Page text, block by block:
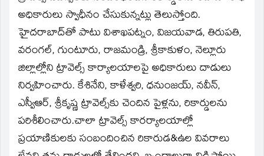
అధికారులు స్వాధీనం చేసుకున్నట్లు తెలుస్తోంది.
హైదరాబాద్‌తో పాటు విశాఖపట్నం, విజయవాడ, తిరుపతి,
వరంగల్‌, గుంటూరు, రాజమండ్రి, శ్రీకాకుళం, నెల్లూరు
జిల్లాల్లోని ట్రావెల్స్‌ కార్యాలయాలపై అధికారులు దాడులు
నిర్వహించారు. కేశినేని, కాళేశ్వరి, ధనుంజయ్‌, నవీన్‌,
ఎస్వీఆర్‌, శ్రీకృష్ణ ట్రావెల్స్‌కు చెందిన పైళ్లను, రికార్డులను
పరిశీలించారు.చాలా ట్రావెల్స్‌ కారర్యాలయాల్లో
ప్రయాణికులకు సంబందించిన రికారుడ&ఉల వివరాలు